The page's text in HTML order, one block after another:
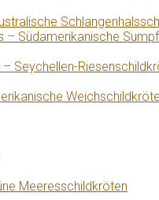
– Südamerikanische
Seychellen-
Meeresschildkröten